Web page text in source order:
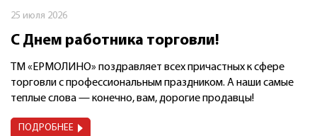
25 июля 2026
С Днем работника торговли!
ТМ «ЕРМОЛИНО» поздравляет всех причастных к сфере
торговли с профессиональным праздником. А наши самые
теплые слова — конечно, вам, дорогие продавцы!
ПОДРОБНЕЕ